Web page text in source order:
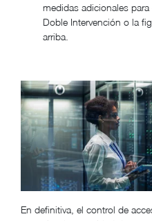
medidas adicionales
Doble Intervención o la
arriba.
En definitiva, el control de